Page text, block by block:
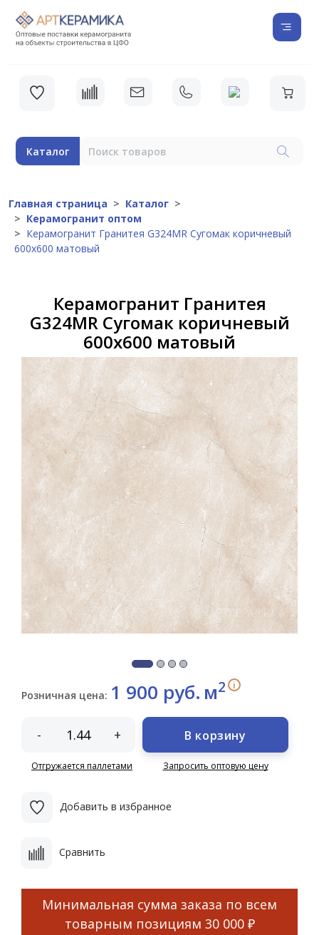
Каталог
Главная страница
Каталог
Керамогранит оптом
Керамогранит Гранитея G324МR Сугомак коричневый
600x600 матовый
Керамогранит Гранитея
G324МR Сугомак коричневый
600x600 матовый
Розничная цена: 1 900 руб. м2 i
- +
Отгружается паллетами
В корзину
Запросить оптовую цену
Добавить в избранное
Сравнить
Минимальная сумма заказа по всем
товарным позициям 30 000 ₽